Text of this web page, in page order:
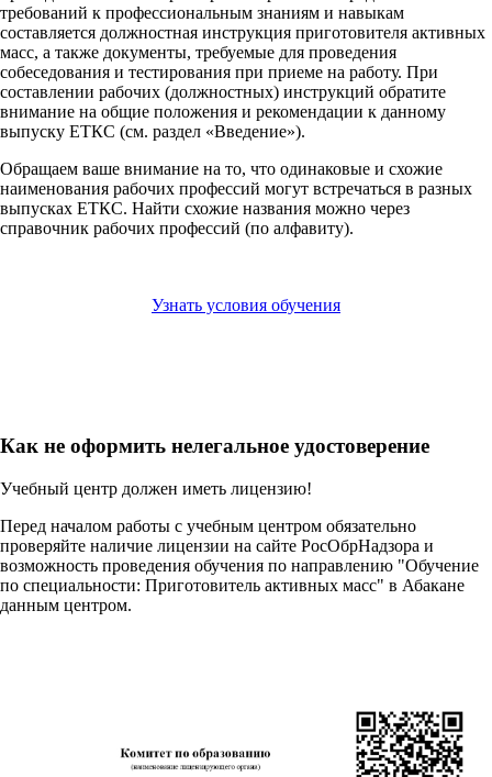
требований к профессиональным знаниям и навыкам
составляется должностная инструкция приготовителя активных
масс, а также документы, требуемые для проведения
собеседования и тестирования при приеме на работу. При
составлении рабочих (должностных) инструкций обратите
внимание на общие положения и рекомендации к данному
выпуску ЕТКС (см. раздел «Введение»).
Обращаем ваше внимание на то, что одинаковые и схожие
наименования рабочих профессий могут встречаться в разных
выпусках ЕТКС. Найти схожие названия можно через
справочник рабочих профессий (по алфавиту).
Узнать условия обучения
Как не оформить нелегальное удостоверение
Учебный центр должен иметь лицензию!
Перед началом работы с учебным центром обязательно
проверяйте наличие лицензии на сайте РосОбрНадзора и
возможность проведения обучения по направлению "Обучение
по специальности: Приготовитель активных масс" в Абакане
данным центром.